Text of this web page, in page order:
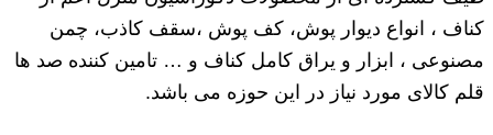
کناف ، انواع دیوار پوش، کف پوش ،سقف کاذب، چمن
مصنوعی ، ابزار و یراق کامل کناف و … تامین کننده صد ها
قلم کالای مورد نیاز در این حوزه می باشد.